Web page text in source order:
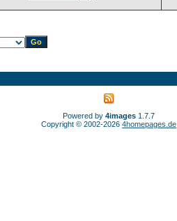
Powered by 4images 1.7.7
Copyright © 2002-2026 4homepages.de